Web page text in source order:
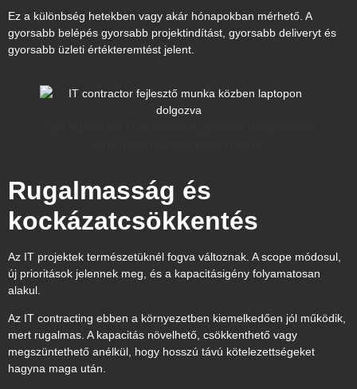
Ez a különbség hetekben vagy akár hónapokban mérhető. A
gyorsabb belépés gyorsabb projektindítást, gyorsabb deliveryt és
gyorsabb üzleti értékteremtést jelent.
Rugalmasság és
kockázatcsökkentés
Az IT projektek természetüknél fogva változnak. A scope módosul,
új prioritások jelennek meg, és a kapacitásigény folyamatosan
alakul.
Az IT contracting ebben a környezetben kiemelkedően jól működik,
mert rugalmas. A kapacitás növelhető, csökkenthető vagy
megszüntethető anélkül, hogy hosszú távú kötelezettségeket
hagyna maga után.